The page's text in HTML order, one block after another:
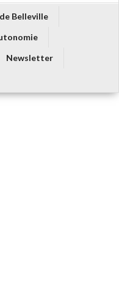
Belleville
Newsletter